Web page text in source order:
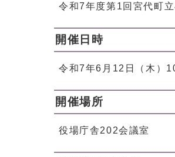
令和7年度第1回宮代町
開催日時
令和7年6月12日（木）
開催場所
役場庁舎202会議室